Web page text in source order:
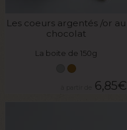
Les coeurs argentés /or au
chocolat
La boite de 150g
6,85€